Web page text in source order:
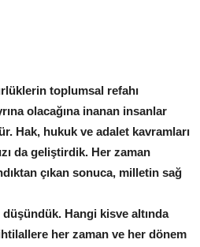
toplumsal refahı
olacağına inanan insanlar
Hak, hukuk ve adalet kavramları
da geliştirdik. Her zaman
çıkan sonuca, milletin sağ
Hangi kisve altında
her zaman ve her dönem